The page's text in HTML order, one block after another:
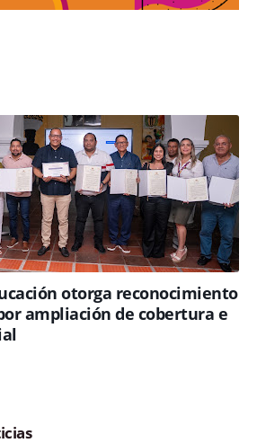
otorga reconocimiento
ampliación de cobertura e